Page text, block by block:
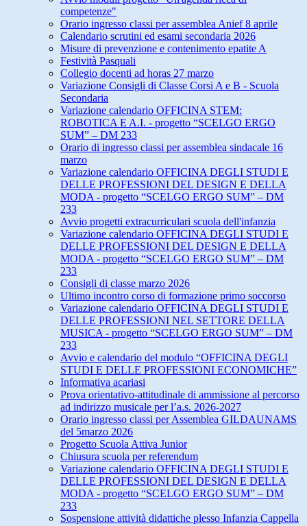
competenze"
Orario ingresso classi per assemblea Anief 8 aprile
Calendario scrutini ed esami secondaria 2026
Misure di prevenzione e contenimento epatite A
Festività Pasquali
Collegio docenti ad horas 27 marzo
Variazione Consigli di Classe Corsi A e B - Scuola
Secondaria
Variazione calendario OFFICINA STEM:
ROBOTICA E A.I. - progetto “SCELGO ERGO
SUM” – DM 233
Orario di ingresso classi per assemblea sindacale 16
marzo
Variazione calendario OFFICINA DEGLI STUDI E
DELLE PROFESSIONI DEL DESIGN E DELLA
MODA - progetto “SCELGO ERGO SUM” – DM
233
Avvio progetti extracurriculari scuola dell'infanzia
Variazione calendario OFFICINA DEGLI STUDI E
DELLE PROFESSIONI DEL DESIGN E DELLA
MODA - progetto “SCELGO ERGO SUM” – DM
233
Consigli di classe marzo 2026
Ultimo incontro corso di formazione primo soccorso
Variazione calendario OFFICINA DEGLI STUDI E
DELLE PROFESSIONI NEL SETTORE DELLA
MUSICA - progetto “SCELGO ERGO SUM” – DM
233
Avvio e calendario del modulo “OFFICINA DEGLI
STUDI E DELLE PROFESSIONI ECONOMICHE”
Informativa acariasi
Prova orientativo-attitudinale di ammissione al percorso
ad indirizzo musicale per l’a.s. 2026-2027
Orario ingresso classi per Assemblea GILDAUNAMS
del 5marzo 2026
Progetto Scuola Attiva Junior
Chiusura scuola per referendum
Variazione calendario OFFICINA DEGLI STUDI E
DELLE PROFESSIONI DEL DESIGN E DELLA
MODA - progetto “SCELGO ERGO SUM” – DM
233
Sospensione attività didattiche plesso Infanzia Cappella